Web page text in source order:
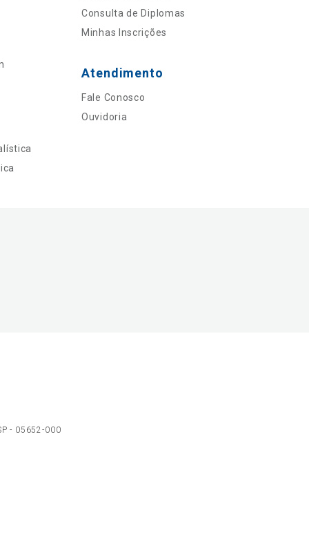
Consulta de Diplomas
Minhas Inscrições
Atendimento
Fale Conosco
Ouvidoria
- 05652-000